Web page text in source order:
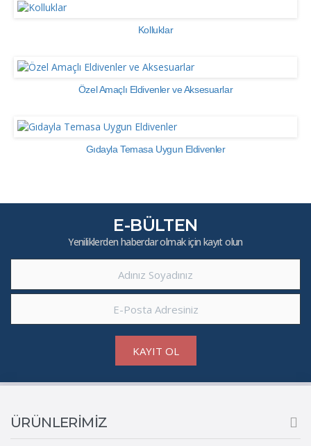
Kolluklar
Özel Amaçlı Eldivenler ve Aksesuarlar
Gıdayla Temasa Uygun Eldivenler
E-BÜLTEN
Yeniliklerden haberdar olmak için kayıt olun
KAYIT OL
ÜRÜNLERİMİZ